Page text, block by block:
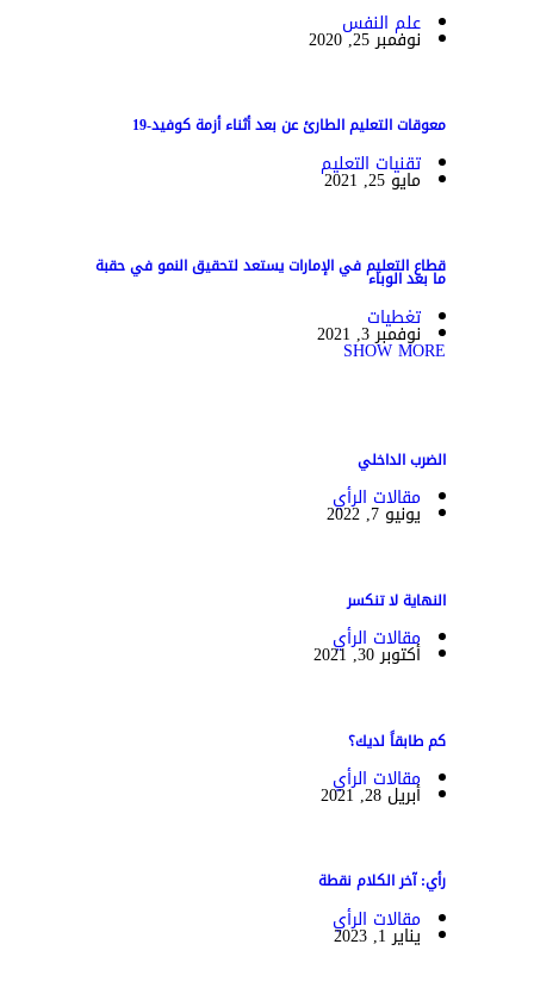
علم النفس
نوفمبر 25, 2020
معوقات التعليم الطارئ عن بعد أثناء أزمة كوفيد-19
تقنيات التعليم
مايو 25, 2021
قطاع التعليم في الإمارات يستعد لتحقيق النمو في حقبة
ما بعد الوباء
تغطيات
نوفمبر 3, 2021
SHOW MORE
الضرب الداخلي
مقالات الرأي
يونيو 7, 2022
النهاية لا تنكسر
مقالات الرأي
أكتوبر 30, 2021
كم طابقاً لديك؟
مقالات الرأي
أبريل 28, 2021
رأي: آخر الكلام نقطة
مقالات الرأي
يناير 1, 2023